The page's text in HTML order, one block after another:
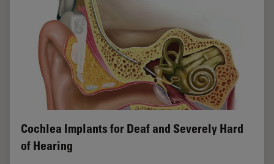
Cochlea Implants for Deaf and Severely Hard
of Hearing